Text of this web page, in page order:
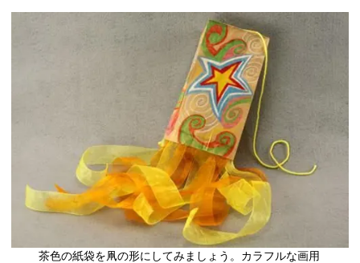
茶色の紙袋を凧の形にしてみましょう。カラフルな画用